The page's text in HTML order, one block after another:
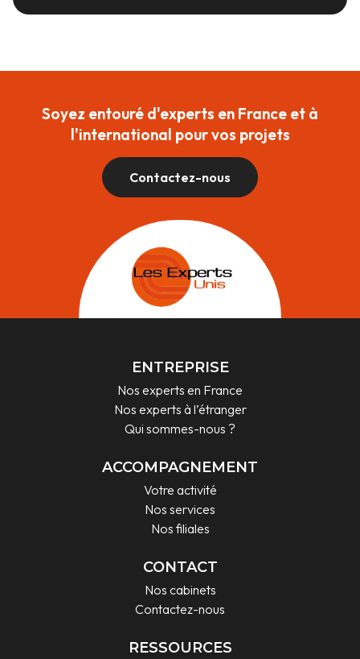
Soyez entouré d'experts en France et à
l'international pour vos projets
Contactez-nous
ENTREPRISE
Nos experts en France
Nos experts à l’étranger
Qui sommes-nous ?
ACCOMPAGNEMENT
Votre activité
Nos services
Nos filiales
CONTACT
Nos cabinets
Contactez-nous
RESSOURCES